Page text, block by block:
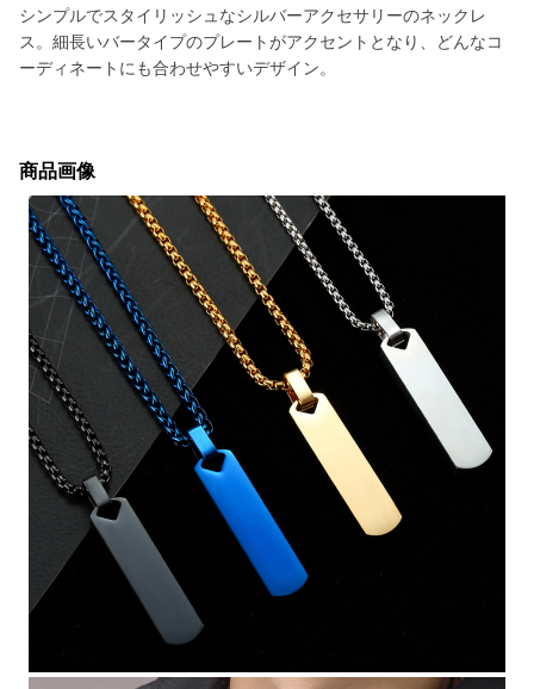
シンプルでスタイリッシュなシルバーアクセサリーのネックレ
ス。細長いバータイプのプレートがアクセントとなり、どんなコ
ーディネートにも合わせやすいデザイン。
商品画像